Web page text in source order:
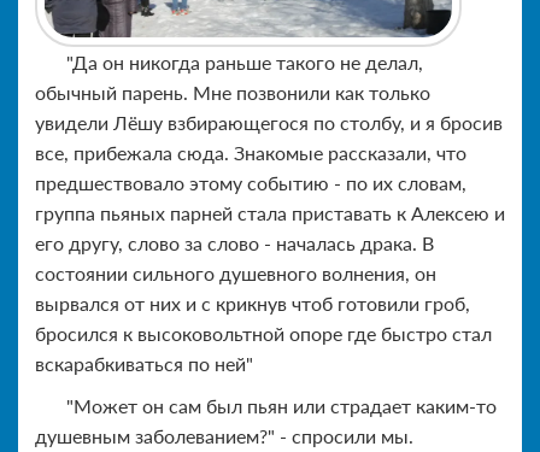
"Да он никогда раньше такого не делал,
обычный парень. Мне позвонили как только
увидели Лёшу взбирающегося по столбу, и я бросив
все, прибежала сюда. Знакомые рассказали, что
предшествовало этому событию - по их словам,
группа пьяных парней стала приставать к Алексею и
его другу, слово за слово - началась драка. В
состоянии сильного душевного волнения, он
вырвался от них и с крикнув чтоб готовили гроб,
бросился к высоковольтной опоре где быстро стал
вскарабкиваться по ней"
"Может он сам был пьян или страдает каким-то
душевным заболеванием?" - спросили мы.